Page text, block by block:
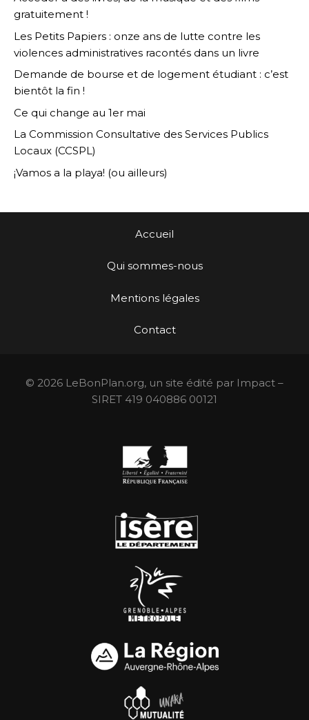
gratuitement !
Les Petits Papiers : onze ans de lutte contre les
violences administratives racontés dans un livre
Demande de bourse et de logement étudiant : c’est
bientôt la fin !
Ce qui change au 1er mai
La Commission Consultative des Services Publics
Locaux (CCSPL)
¡Vamos a la playa! (ou ailleurs)
Accueil
Qui sommes-nous
Mentions légales
Contact
© 2026 LeBonPlan.org, un site édité par Impact –
SIRET 419 040886 00121